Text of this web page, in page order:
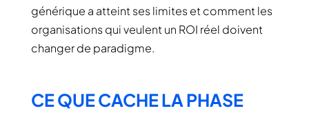
générique a atteint ses limites et comment les
organisations qui veulent un ROI réel doivent
changer de paradigme.
CE QUE CACHE LA PHASE